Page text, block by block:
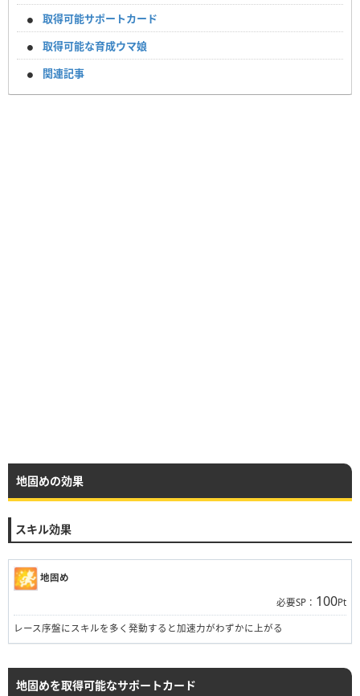
取得可能サポートカード
取得可能な育成ウマ娘
関連記事
地固めの効果
スキル効果
地固め
必要SP： 100Pt
レース序盤にスキルを多く発動すると加速力がわずかに上がる
地固めを取得可能なサポートカード